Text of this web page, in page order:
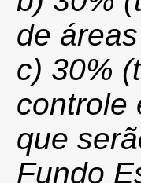
de
c) 30%
controle
que
Fundo